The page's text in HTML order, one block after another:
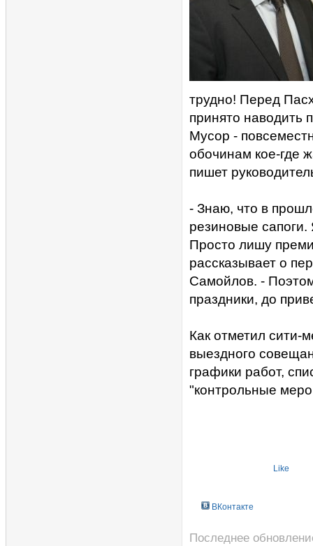
трудно! Перед
принято наводить
Мусор -
обочинам кое-где
пишет
- Знаю, что в
резиновые сапоги.
Просто лишу
рассказывает о
Самойлов. -
праздники, до
Как отметил сити-
выездного
графики работ,
"контрольные
Like
ВКонтакте
Последнее